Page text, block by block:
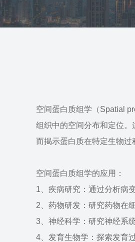
空间蛋白质组学（Spatial
组织中的空间分布和定位
而揭示蛋白质在特定生物过
空间蛋白质组学的应用：
1、疾病研究：通过分析病
2、药物研发：研究药物在
3、神经科学：研究神经系
4、发育生物学：探索发育